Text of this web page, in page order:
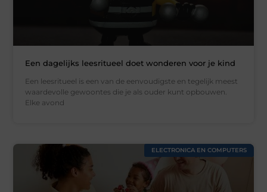
Een dagelijks leesritueel doet wonderen voor je kind
Een leesritueel is een van de eenvoudigste en tegelijk meest
waardevolle gewoontes die je als ouder kunt opbouwen.
Elke avond
ELECTRONICA EN COMPUTERS